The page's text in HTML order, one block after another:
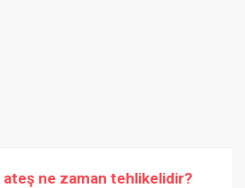
ateş ne zaman tehlikelidir?